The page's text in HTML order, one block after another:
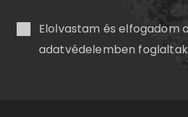
Elolvastam és elfogadom
adatvédelemben